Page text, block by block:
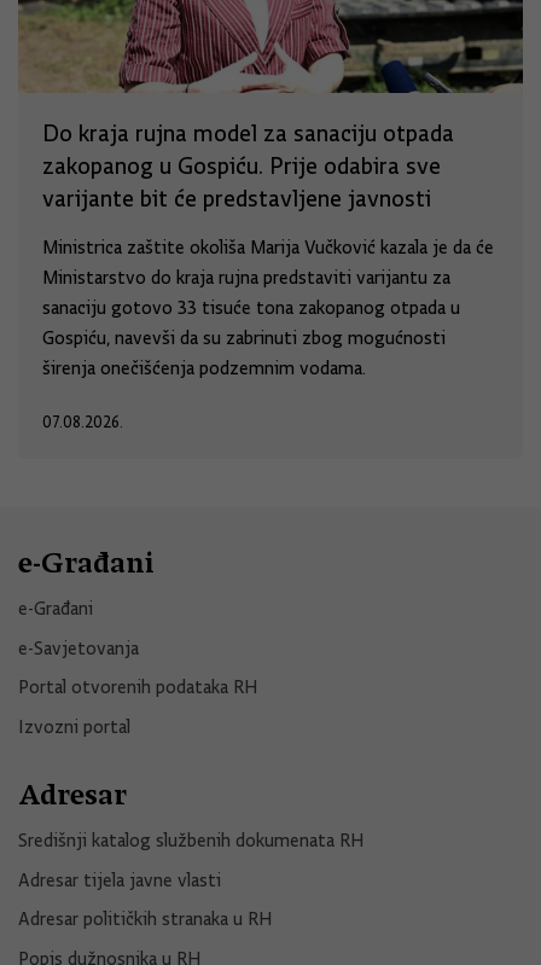
Do kraja rujna model za sanaciju otpada
zakopanog u Gospiću. Prije odabira sve
varijante bit će predstavljene javnosti
Ministrica zaštite okoliša Marija Vučković kazala je da će
Ministarstvo do kraja rujna predstaviti varijantu za
sanaciju gotovo 33 tisuće tona zakopanog otpada u
Gospiću, navevši da su zabrinuti zbog mogućnosti
širenja onečišćenja podzemnim vodama.
07.08.2026.
e-Građani
e-Građani
e-Savjetovanja
Portal otvorenih podataka RH
Izvozni portal
Adresar
Središnji katalog službenih dokumenata RH
Adresar tijela javne vlasti
Adresar političkih stranaka u RH
Popis dužnosnika u RH